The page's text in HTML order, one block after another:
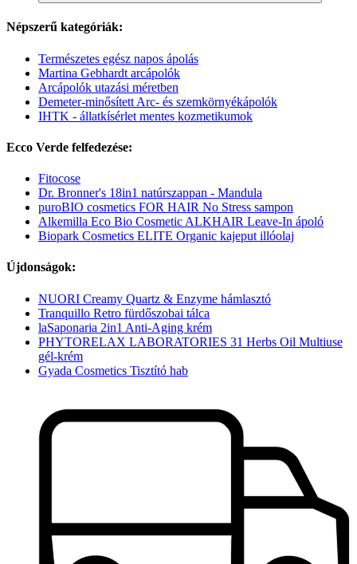
Népszerű kategóriák:
Természetes egész napos ápolás
Martina Gebhardt arcápolók
Arcápolók utazási méretben
Demeter-minősített Arc- és szemkörnyékápolók
IHTK - állatkísérlet mentes kozmetikumok
Ecco Verde felfedezése:
Fitocose
Dr. Bronner's 18in1 natúrszappan - Mandula
puroBIO cosmetics FOR HAIR No Stress sampon
Alkemilla Eco Bio Cosmetic ALKHAIR Leave-In ápoló
Biopark Cosmetics ELITE Organic kajeput illóolaj
Újdonságok:
NUORI Creamy Quartz & Enzyme hámlasztó
Tranquillo Retro fürdőszobai tálca
laSaponaria 2in1 Anti-Aging krém
PHYTORELAX LABORATORIES 31 Herbs Oil Multiuse
gél-krém
Gyada Cosmetics Tisztító hab